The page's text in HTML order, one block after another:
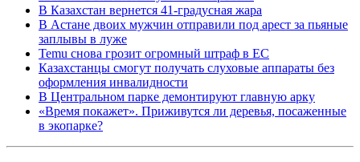
В Казахстан вернется 41-градусная жара
В Астане двоих мужчин отправили под арест за пьяные
заплывы в луже
Temu снова грозит огромный штраф в ЕС
Казахстанцы смогут получать слуховые аппараты без
оформления инвалидности
В Центральном парке демонтируют главную арку
«Время покажет». Приживутся ли деревья, посаженные
в экопарке?